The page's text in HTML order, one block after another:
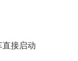
接启动